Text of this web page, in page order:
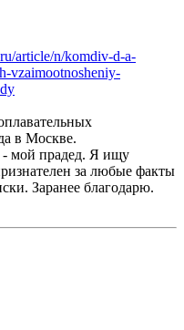
article/n/komdiv-d-a-
vzaimootnosheniy-
в Москве.
мой прадед. Я ищу
за любые факты
Заранее благодарю.